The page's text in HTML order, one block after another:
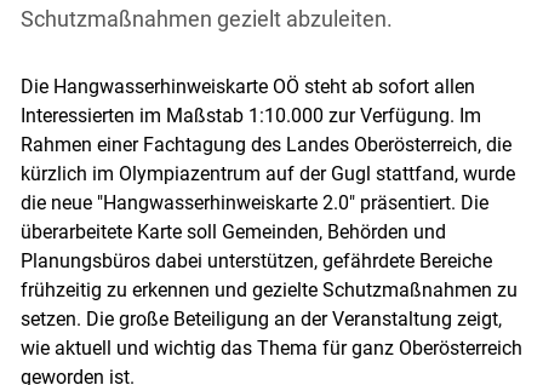
Schutzmaßnahmen gezielt abzuleiten.
Die Hangwasserhinweiskarte OÖ steht ab sofort allen
Interessierten im Maßstab 1:10.000 zur Verfügung. Im
Rahmen einer Fachtagung des Landes Oberösterreich, die
kürzlich im Olympiazentrum auf der Gugl stattfand, wurde
die neue "Hangwasserhinweiskarte 2.0" präsentiert. Die
überarbeitete Karte soll Gemeinden, Behörden und
Planungsbüros dabei unterstützen, gefährdete Bereiche
frühzeitig zu erkennen und gezielte Schutzmaßnahmen zu
setzen. Die große Beteiligung an der Veranstaltung zeigt,
wie aktuell und wichtig das Thema für ganz Oberösterreich
geworden ist.